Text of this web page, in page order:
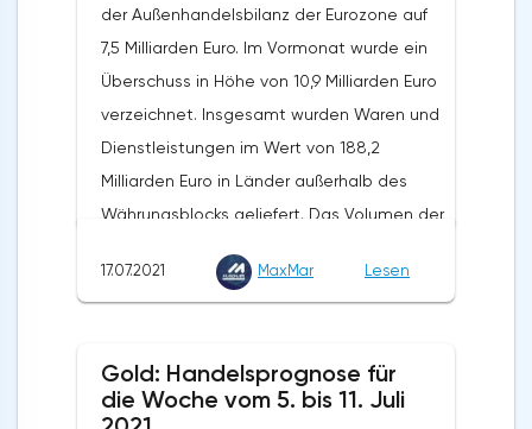
der Außenhandelsbilanz der Eurozone auf
7,5 Milliarden Euro. Im Vormonat wurde ein
Überschuss in Höhe von 10,9 Milliarden Euro
verzeichnet. Insgesamt wurden Waren und
Dienstleistungen im Wert von 188,2
Milliarden Euro in Länder außerhalb des
Währungsblocks geliefert. Das Volumen der
Monaten um 31,9 %. Die Importe wurden in
Nach Angaben von Eurostat schlossen die
Länder der Eurozone die fünf Monate des
17.07.2021 MaxMar Lesen
Gold: Handelsprognose für
die Woche vom 5. bis 11. Juli